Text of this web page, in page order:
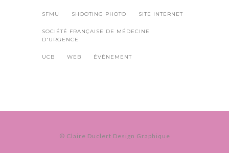
SFMU SHOOTING PHOTO SITE INTERNET
SOCIÉTÉ FRANÇAISE DE MÉDECINE
D'URGENCE
UCB WEB ÉVÈNEMENT
© Claire Duclert Design Graphique